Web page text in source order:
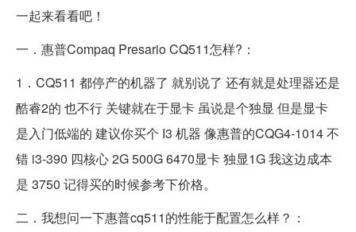
一起来看看吧！
一．惠普Compaq Presario CQ511怎样?：
1．CQ511 都停产的机器了 就别说了 还有就是处理器还是
酷睿2的 也不行 关键就在于显卡 虽说是个独显 但是显卡
是入门低端的 建议你买个 I3 机器 像惠普的CQG4-1014 不
错 i3-390 四核心 2G 500G 6470显卡 独显1G 我这边成本
是 3750 记得买的时候参考下价格。
二．我想问一下惠普cq511的性能于配置怎么样？：